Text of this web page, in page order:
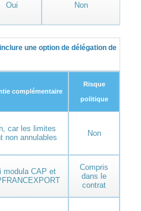
Oui Non
une option de délégation de
complémentaire
Risque
politique
car les limites
non annulables
Non
modula CAP et
Compris
dans le
contrat